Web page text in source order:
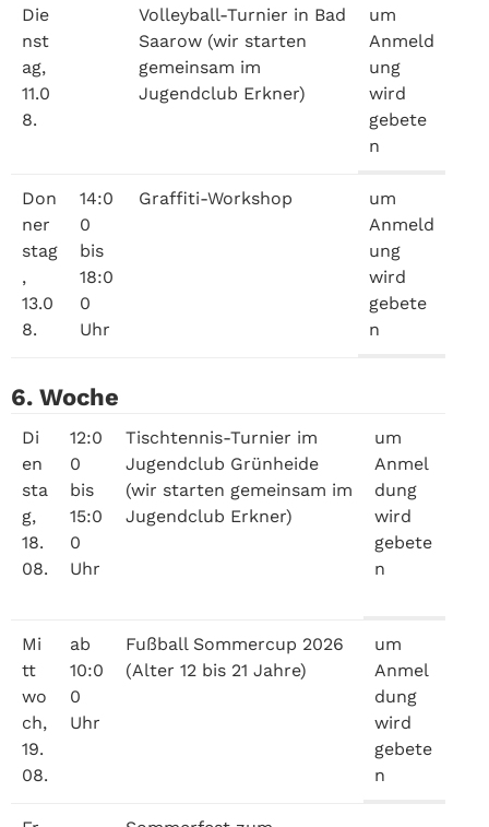
Die
nst
ag,
11.0
8.
Volleyball-Turnier in Bad
Saarow (wir starten
gemeinsam im
Jugendclub Erkner)
um
Anmeld
ung
wird
gebete
n
Don
ner
stag
,
13.0
8.
14:0
0
bis
18:0
0
Uhr
Graffiti-Workshop
um
Anmeld
ung
wird
gebete
n
6. Woche
Di
en
sta
g,
18.
08.
12:0
0
bis
15:0
0
Uhr
Tischtennis-Turnier im
Jugendclub Grünheide
(wir starten gemeinsam im
Jugendclub Erkner)
um
Anmel
dung
wird
gebete
n
Mi
tt
wo
ch,
19.
08.
ab
10:0
0
Uhr
Fußball Sommercup 2026
(Alter 12 bis 21 Jahre)
um
Anmel
dung
wird
gebete
n